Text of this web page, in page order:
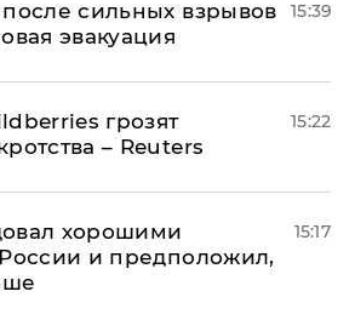
сильных взрывов
эвакуация
15:39
грозят
– Reuters
15:22
хорошими
и предположил,
15:17